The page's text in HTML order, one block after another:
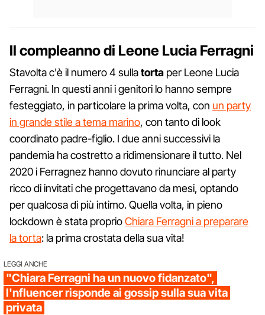
Il compleanno di Leone Lucia Ferragni
Stavolta c'è il numero 4 sullatorta per Leone Lucia
Ferragni. In questi anni i genitori lo hanno sempre
festeggiato, in particolare la prima volta, con un party
in grande stile a tema marino, con tanto di look
coordinato padre-figlio. I due anni successivi la
pandemia ha costretto a ridimensionare il tutto. Nel
2020 i Ferragnez hanno dovuto rinunciare al party
ricco di invitati che progettavano da mesi, optando
per qualcosa di più intimo. Quella volta, in pieno
lockdown è stata proprioChiara Ferragni a preparare
la torta: la prima crostata della sua vita!
LEGGI ANCHE
"Chiara Ferragni ha un nuovo fidanzato",
l'nfluencer risponde ai gossip sulla sua vita
privata